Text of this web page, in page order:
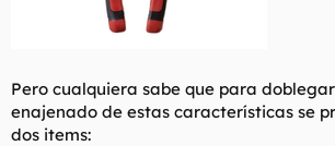
Pero cualquiera sabe que para
enajenado de estas características se
dos items: